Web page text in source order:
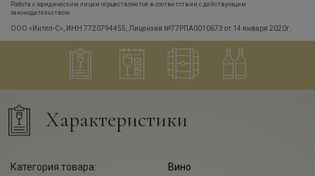
Работа с юридическим лицам осуществляется в соответствии с действующим
законодательством.
ООО «Интел-С», ИНН 7720794455, Лицензия №77РПА0010673 от 14 января 2020г.
Характеристики
Категория товара: Вино